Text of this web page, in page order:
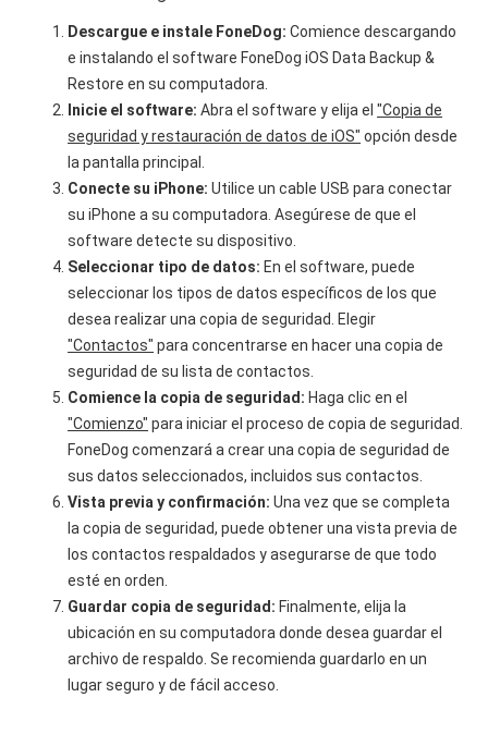
Descargue e instale FoneDog: Comience descargando
e instalando el software FoneDog iOS Data Backup &
Restore en su computadora.
Inicie el software: Abra el software y elija el"Copia de
seguridad y restauración de datos de iOS" opción desde
la pantalla principal.
Conecte su iPhone: Utilice un cable USB para conectar
su iPhone a su computadora. Asegúrese de que el
software detecte su dispositivo.
Seleccionar tipo de datos: En el software, puede
seleccionar los tipos de datos específicos de los que
desea realizar una copia de seguridad. Elegir
"Contactos" para concentrarse en hacer una copia de
seguridad de su lista de contactos.
Comience la copia de seguridad: Haga clic en el
"Comienzo" para iniciar el proceso de copia de seguridad.
FoneDog comenzará a crear una copia de seguridad de
sus datos seleccionados, incluidos sus contactos.
Vista previa y confirmación: Una vez que se completa
la copia de seguridad, puede obtener una vista previa de
los contactos respaldados y asegurarse de que todo
esté en orden.
Guardar copia de seguridad: Finalmente, elija la
ubicación en su computadora donde desea guardar el
archivo de respaldo. Se recomienda guardarlo en un
lugar seguro y de fácil acceso.